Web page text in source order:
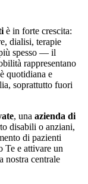
è in forte crescita:
dialisi, terapie
spesso — il
rappresentano
quotidiana e
soprattutto fuori
, una azienda di
disabili o anziani,
di pazienti
Te e attivare un
nostra centrale